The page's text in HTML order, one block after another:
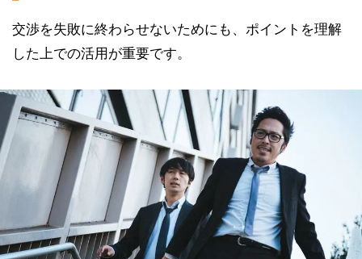
交渉を失敗に終わらせないためにも、ポイントを理解
した上での活用が重要です。